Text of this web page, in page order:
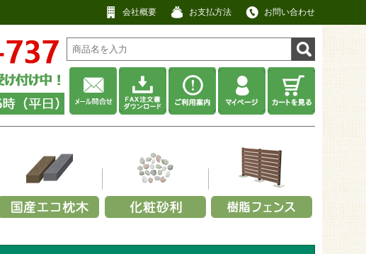
会社概要 お支払方法 お問い合わせ